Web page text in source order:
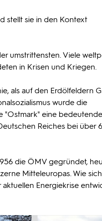
stellt sie in den Kontext
umstrittensten. Viele
in Krisen und Kriegen.
als auf den Erdölfeldern
wurde die
"Ostmark" eine
Reiches bei über
die ÖMV gegründet,
Mitteleuropas. Wie
Energiekrise